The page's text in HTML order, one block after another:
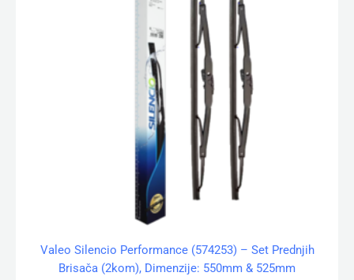
Valeo Silencio Performance (574253) – Set Prednjih
Brisača (2kom), Dimenzije: 550mm & 525mm